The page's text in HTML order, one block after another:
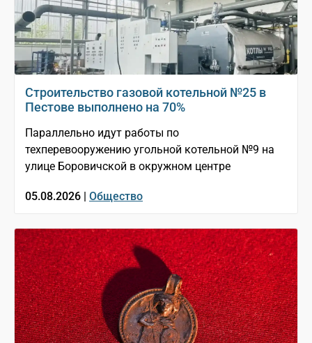
Строительство газовой котельной №25 в
Пестове выполнено на 70%
Параллельно идут работы по
техперевооружению угольной котельной №9 на
улице Боровичской в окружном центре
05.08.2026 | Общество